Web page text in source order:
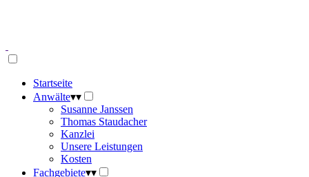
Startseite
Anwälte▾▾
Susanne Janssen
Thomas Staudacher
Kanzlei
Unsere Leistungen
Kosten
Fachgebiete▾▾